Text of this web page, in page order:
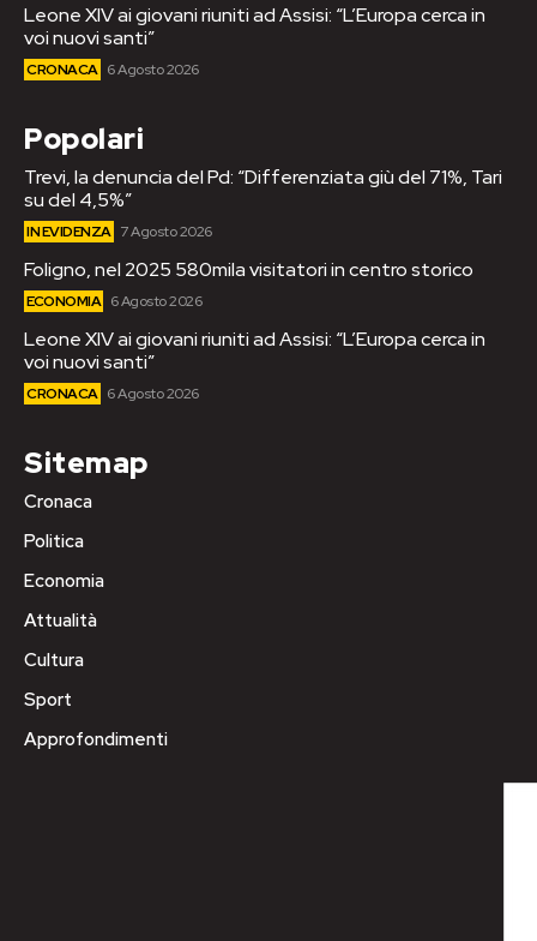
Leone XIV ai giovani riuniti ad Assisi: “L’Europa cerca in
voi nuovi santi”
CRONACA 6 Agosto 2026
Popolari
Trevi, la denuncia del Pd: “Differenziata giù del 71%, Tari
su del 4,5%”
IN EVIDENZA 7 Agosto 2026
Foligno, nel 2025 580mila visitatori in centro storico
ECONOMIA 6 Agosto 2026
Leone XIV ai giovani riuniti ad Assisi: “L’Europa cerca in
voi nuovi santi”
CRONACA 6 Agosto 2026
Sitemap
Cronaca
Politica
Economia
Attualità
Cultura
Sport
Approfondimenti